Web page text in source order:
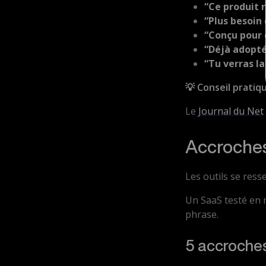
“Ce produit
“Plus besoin
“Conçu pour
“Déjà
“Tu verras
💡 Conseil
Le Journal du Net
Les outils se
Un SaaS testé en
phrase.
5